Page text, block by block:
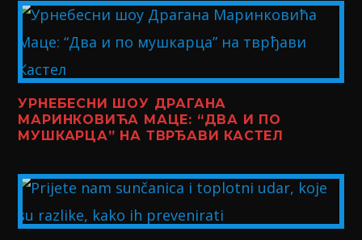
УРНЕБЕСНИ ШОУ ДРАГАНА
МАРИНКОВИЋА МАЦЕ: “ДВА И ПО
МУШКАРЦА” НА ТВРЂАВИ КАСТЕЛ